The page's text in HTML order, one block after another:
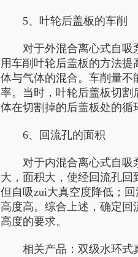
5、叶轮后盖板的车削
对于外混合离心式自吸
用车削叶轮后盖板的方法
体与气体的混合。车削量
率。当时，叶轮后盖板切
体在切割掉的后盖板处的循
6、回流孔的面积
对于内混合离心式自吸
大，面积大，使经回流孔
但自吸zui大真空度降低；
高度高。综合上述，确定
高度的要求。
相关产品：双级水环式